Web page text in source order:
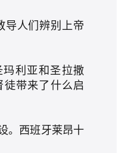
导人们辨别上帝
利亚和圣拉撒
带来了什么启
。西班牙莱昂十